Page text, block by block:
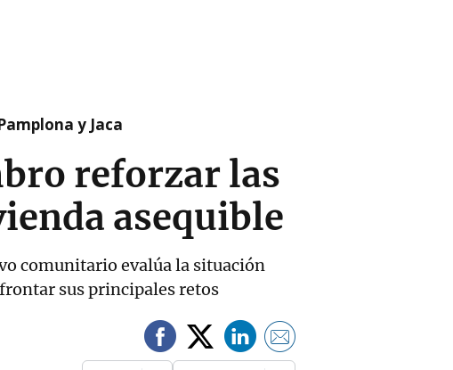
y Jaca
reforzar las
asequible
comunitario evalúa la situación
sus principales retos